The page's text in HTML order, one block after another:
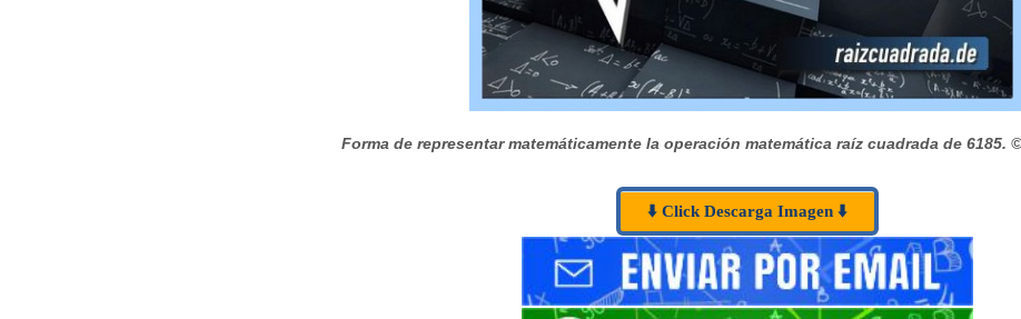
Forma de representar matemáticamente la operación matemática raíz cuadrada de 6185.
⬇️ Click Descarga Imagen ⬇️